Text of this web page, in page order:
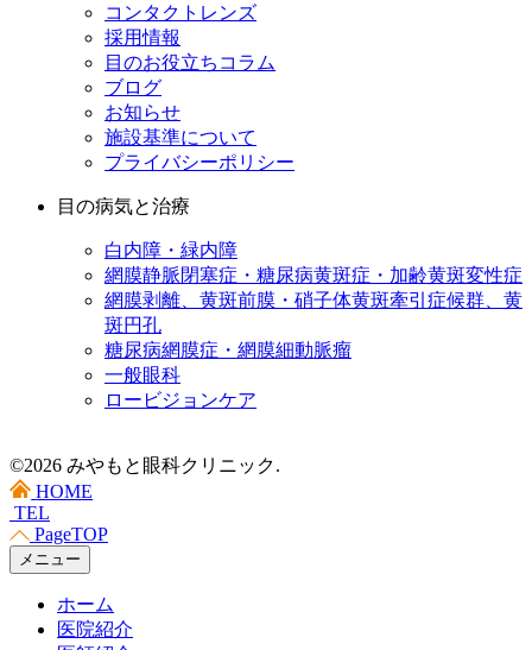
コンタクトレンズ
採用情報
目のお役立ちコラム
ブログ
お知らせ
施設基準について
プライバシーポリシー
目の病気と治療
白内障・緑内障
網膜静脈閉塞症・糖尿病黄斑症・加齢黄斑変性症
網膜剥離、黄斑前膜・硝子体黄斑牽引症候群、黄
斑円孔
糖尿病網膜症・網膜細動脈瘤
一般眼科
ロービジョンケア
©2026 みやもと眼科クリニック.
HOME
TEL
PageTOP
メニュー
ホーム
医院紹介